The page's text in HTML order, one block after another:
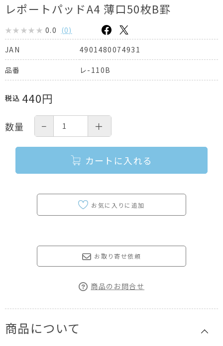
レポートパッドA4 薄口50枚B罫
0.0 (0)
JAN
4901480074931
品番 レ-110B
税込 440円
数量 − ＋
カートに入れる
お取り寄せ依頼
商品のお問合せ
商品について